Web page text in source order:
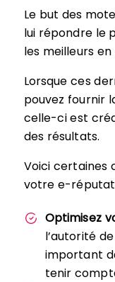
Le but des
lui répondre le
les meilleurs
Lorsque ces
pouvez fournir
celle-ci est
des résultats.
Voici certaines
votre e-
Optimisez
l’autorité
important
tenir